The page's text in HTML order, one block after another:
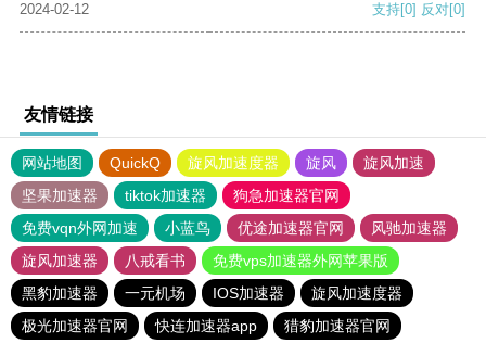
2024-02-12
支持[0] 反对[0]
友情链接
网站地图 QuickQ 旋风加速度器 旋风
旋风加速
坚果加速器
tiktok加速器
狗急加速器官网
免费vqn外网加速
小蓝鸟 优途加速器官网
风驰加速器
旋风加速器
八戒看书
免费vps加速器外网苹果版
黑豹加速器
一元机场 IOS加速器
旋风加速度器
极光加速器官网
快连加速器app 猎豹加速器官网